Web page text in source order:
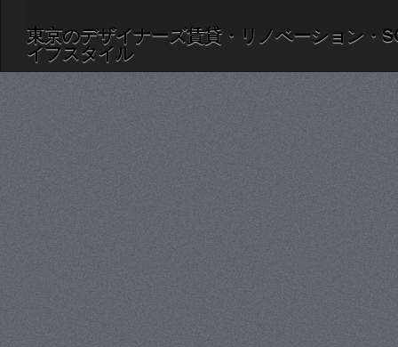
東京のデザイナーズ賃貸・リノベーション・
イフスタイル